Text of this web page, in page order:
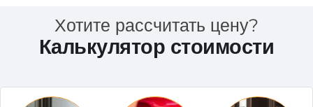
Хотите рассчитать цену?
Калькулятор стоимости